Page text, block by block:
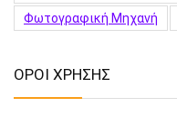
Φωτογραφική Μηχανή
ΟΡΟΙ ΧΡΗΣΗΣ